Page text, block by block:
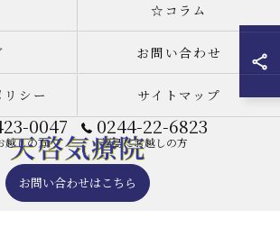
0047
越しの方
0244-22-6823
福島にお越しの方
お問い合わせはこちら
☆コラム
お問い合わせ
シー サイトマップ
気功療法治療院) 東京店 ALL RIGHTS RESERVED.